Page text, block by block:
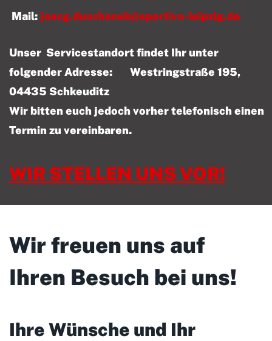
Mail: joerg.duschanek@sportivo-leipzig.de
Unser Servicestandort findet Ihr unter
folgender Adresse: Westringstraße 195,
04435 Schkeuditz
Wir bitten euch jedoch vorher telefonisch einen
Termin zu vereinbaren.
WIR STELLEN UNS VOR!
Wir freuen uns auf
Ihren Besuch bei uns!
Ihre Wünsche und Ihr